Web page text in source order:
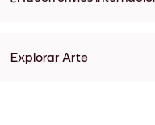
Explorar Arte